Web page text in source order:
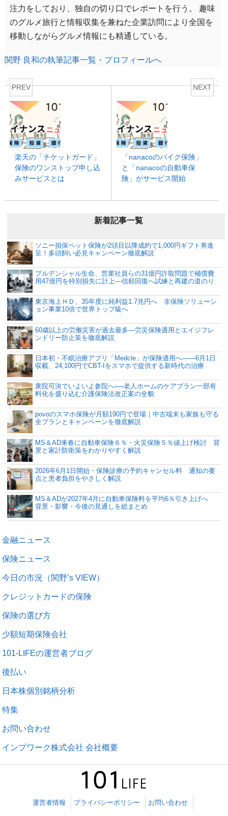
注力をしており、独自の切り口でレポートを行う。 趣味
のグルメ旅行と情報収集を兼ねた企業訪問により全国を
移動しながらグルメ情報にも精通している。
関野 良和の執筆記事一覧・プロフィールへ
PREV
楽天の「チケットガード」
保険のワンストップ申し込
みサービスとは
NEXT
「nanacoのバイク保険」
と「nanacoの自動車保
険」がサービス開始
新着記事一覧
ソニー損保ペット保険が2頭目以降成約で1,000円ギフト券進
呈！多頭飼い必見キャンペーン徹底解説
プルデンシャル生命、営業社員らの31億円詐取問題で補償費
用47億円を特別損失に計上―信頼回復へ試練と再建の道のり
東京海上ＨＤ、35年度に純利益1.7兆円へ 非保険ソリューシ
ョン事業10倍で世界トップ級へ
60歳以上の労働災害が過去最多―労災保険適用とエイジフレ
ンドリー防止策を徹底解説
日本初・不眠治療アプリ「Medcle」が保険適用へ――6月1日
収載、24,100円でCBT-Iをスマホで提供する新時代の治療
衆院可決でいよいよ参院へ──老人ホームのケアプラン一部有
料化を盛り込む介護保険法改正案の全貌
povoのスマホ保険が月額190円で登場｜中古端末も家族も守る
全プランとキャンペーンを徹底解説
MS＆AD来春に自動車保険６％・火災保険５％値上げ検討 背
景と家計防衛策をわかりやすく解説
2026年6月1日開始・保険診療の予約キャンセル料 通知の要
点と患者負担をやさしく解説
MS＆ADが2027年4月に自動車保険料を平均6％引き上げへ
背景・影響・今後の見通しを総まとめ
金融ニュース
保険ニュース
今日の市況（関野’s VIEW）
クレジットカードの保険
保険の選び方
少額短期保険会社
101-LIFEの運営者ブログ
後払い
日本株個別銘柄分析
特集
お問い合わせ
インプワーク株式会社 会社概要
運営者情報 プライバシーポリシー お問い合わせ